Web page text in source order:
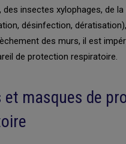
insectes xylophages, de la
désinfection,
des murs, il est
de protection respiratoire.
et masques de